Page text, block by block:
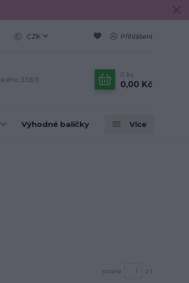
CZK Přihlášení
338/3
0 ks
0,00 Kč
Výhodné balíčky Více
strana z 1